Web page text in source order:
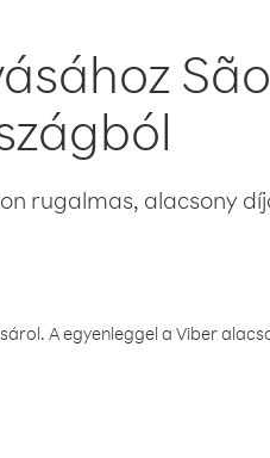
rugalmas, alacsony
A egyenleggel a Viber